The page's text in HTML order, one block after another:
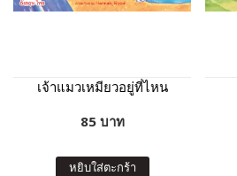
เจ้าแมวเหมียวอยู่ที่ไหน
85 บาท
หยิบใส่ตะกร้า